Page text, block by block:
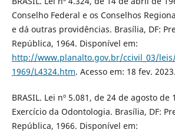
Conselho Federal e os Conselhos
e dá outras providências. Brasília, DF:
República, 1964. Disponível em:
http://www.planalto.gov.br/ccivil_03/
1969/L4324.htm. Acesso em: 18 fev. 2023.
BRASIL. Lei nº 5.081, de 24 de agosto de
Exercício da Odontologia. Brasília, DF:
República, 1966. Disponível em: